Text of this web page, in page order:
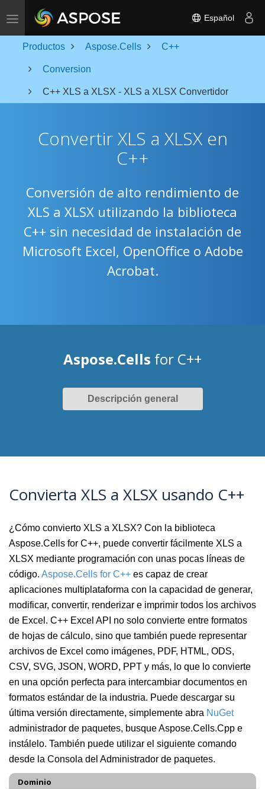
Toggle navigation Español
Productos Aspose.Cells C++
Conversion
C++ XLS a XLSX - XLS a XLSX Convertidor
Convertir XLS a XLSX en
C++
Conversión de alto rendimiento de
XLS a XLSX utilizando la biblioteca
C++ sin necesidad de instalación de
Microsoft Excel, OpenOffice o Adobe
Acrobat.
Aspose.Cells for C++
Descripción general
Convierta XLS a XLSX usando C++
¿Cómo convierto XLS a XLSX? Con la biblioteca
Aspose.Cells for C++, puede convertir fácilmente XLS a
XLSX mediante programación con unas pocas líneas de
código. Aspose.Cells for C++ es capaz de crear
aplicaciones multiplataforma con la capacidad de generar,
modificar, convertir, renderizar e imprimir todos los archivos
de Excel. C++ Excel API no solo convierte entre formatos
de hojas de cálculo, sino que también puede representar
archivos de Excel como imágenes, PDF, HTML, ODS,
CSV, SVG, JSON, WORD, PPT y más, lo que lo convierte
en una opción perfecta para intercambiar documentos en
formatos estándar de la industria. Puede descargar su
última versión directamente, simplemente abra NuGet
administrador de paquetes, busque Aspose.Cells.Cpp e
instálelo. También puede utilizar el siguiente comando
desde la Consola del Administrador de paquetes.
Dominio